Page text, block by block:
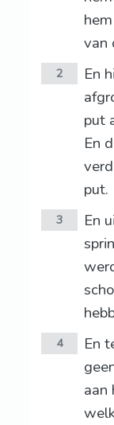
van
2
En
put
En
put.
3
En
4
En
aan